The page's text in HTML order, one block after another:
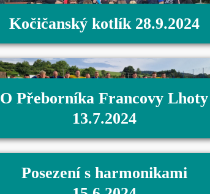
Kočičanský kotlík 28.9.2024
O Přeborníka Francovy Lhoty
13.7.2024
Posezení s harmonikami